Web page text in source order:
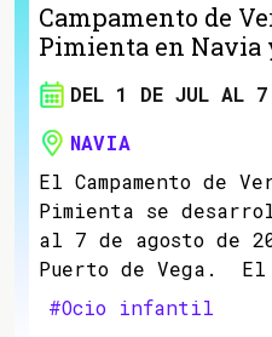
Campamento de
Pimienta en Navia
DEL 1 DE JUL AL 7
NAVIA
El Campamento de
Pimienta se
al 7 de agosto de
Puerto de Vega.
#Ocio infantil